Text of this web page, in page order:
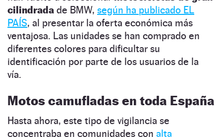
cilindrada de BMW, según ha publicado EL
PAÍS, al presentar la oferta económica más
ventajosa. Las unidades se han comprado en
diferentes colores para dificultar su
identificación por parte de los usuarios de la
vía.
Motos camufladas en toda España
Hasta ahora, este tipo de vigilancia se
concentraba en comunidades con alta